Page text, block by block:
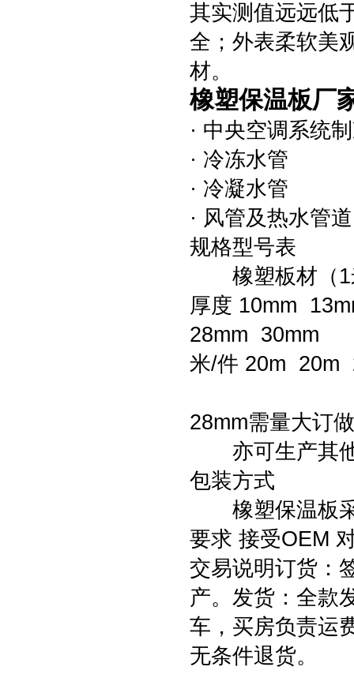
其实测值远远低
全；外表柔软美
材。
橡塑保温板厂
· 中央空调系统
· 冷冻水管
· 冷凝水管
· 风管及热水管道
规格型号表
橡塑板材（1
厚度 10mm
28mm 30mm
米/件 20m
28mm需量大订
亦可生产其他
包装方式
橡塑保温板采
要求 接受OEM
交易说明订货：
产。发货：全款
车，买房负责运
无条件退货。